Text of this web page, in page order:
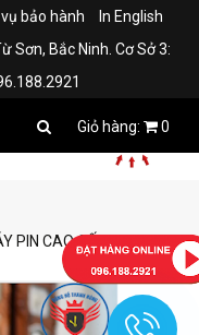
vụ bảo hành
In English
Sơn, Bắc Ninh. Cơ Sở 3:
0
PIN CAO CẤP THANH